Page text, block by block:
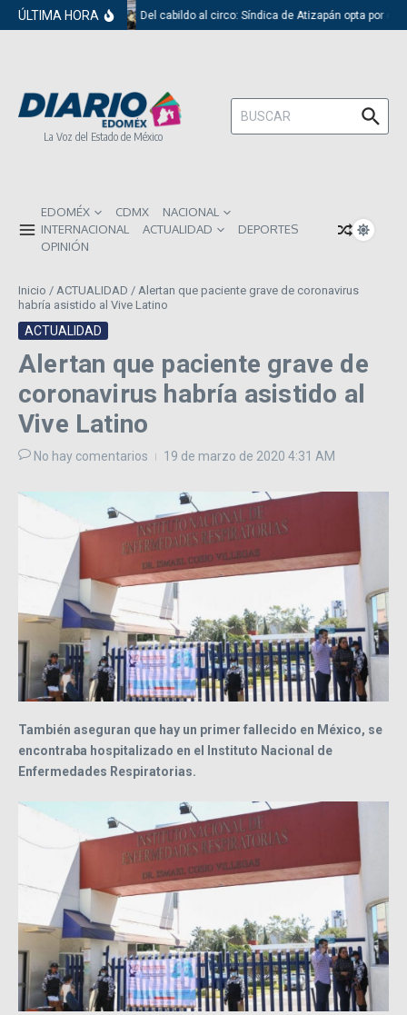
Saltar al contenido
ÚLTIMA HORA Del cabildo al circo: Síndica de Atizapán opta por el
La Voz del Estado de México
Buscar:
EDOMÉX CDMX
NACIONAL
INTERNACIONAL
ACTUALIDAD
DEPORTES
OPINIÓN
Inicio / ACTUALIDAD / Alertan que paciente grave de coronavirus
habría asistido al Vive Latino
ACTUALIDAD
Alertan que paciente grave de
coronavirus habría asistido al
Vive Latino
No hay comentarios 19 de marzo de 2020 4:31 AM
También aseguran que hay un primer fallecido en México, se
encontraba hospitalizado en el Instituto Nacional de
Enfermedades Respiratorias.